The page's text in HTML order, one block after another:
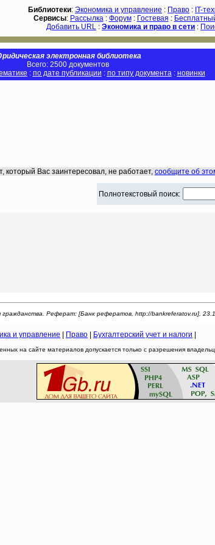
Библиотеки: Экономика и управление : Право : IT-
Сервисы: Рассылка: Форум: Гостевая :
Добавить URL : Экономика и право в сети :
электронная библиотека
Всего: 2500 документов
: по дате публикации : по типу документа: новинки
который Вас заинтересовал, не работает, сообщите об
Полнотекстовый поиск:
Реферат: [Банк рефератов, http://bankreferatov.ru],
и управление Право Бухгалтерский учет и налоги
на сайте материалов допускается только с разрешения